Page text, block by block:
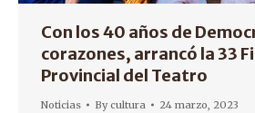
Con los 40 años de
corazones, arrancó la 33
Provincial del Teatro
Noticias Bycultura 24 marzo, 2023